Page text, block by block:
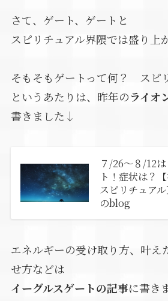
さて、ゲート、ゲートと
スピリチュアル界隈では盛り
そもそもゲートって何？ スピ
というあたりは、昨年のライオ
書きました↓
７/26～８/12
ト！症状は？
スピリチュア
のblog
エネルギーの受け取り方、叶え
せ方などは
イーグルスゲートの記事に書き